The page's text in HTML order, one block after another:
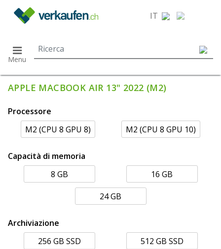
IT
Menu
APPLE MACBOOK AIR 13" 2022 (M2)
Processore
M2 (CPU 8 GPU 8)
M2 (CPU 8 GPU 10)
Capacità di memoria
8 GB
16 GB
24 GB
Archiviazione
256 GB SSD
512 GB SSD